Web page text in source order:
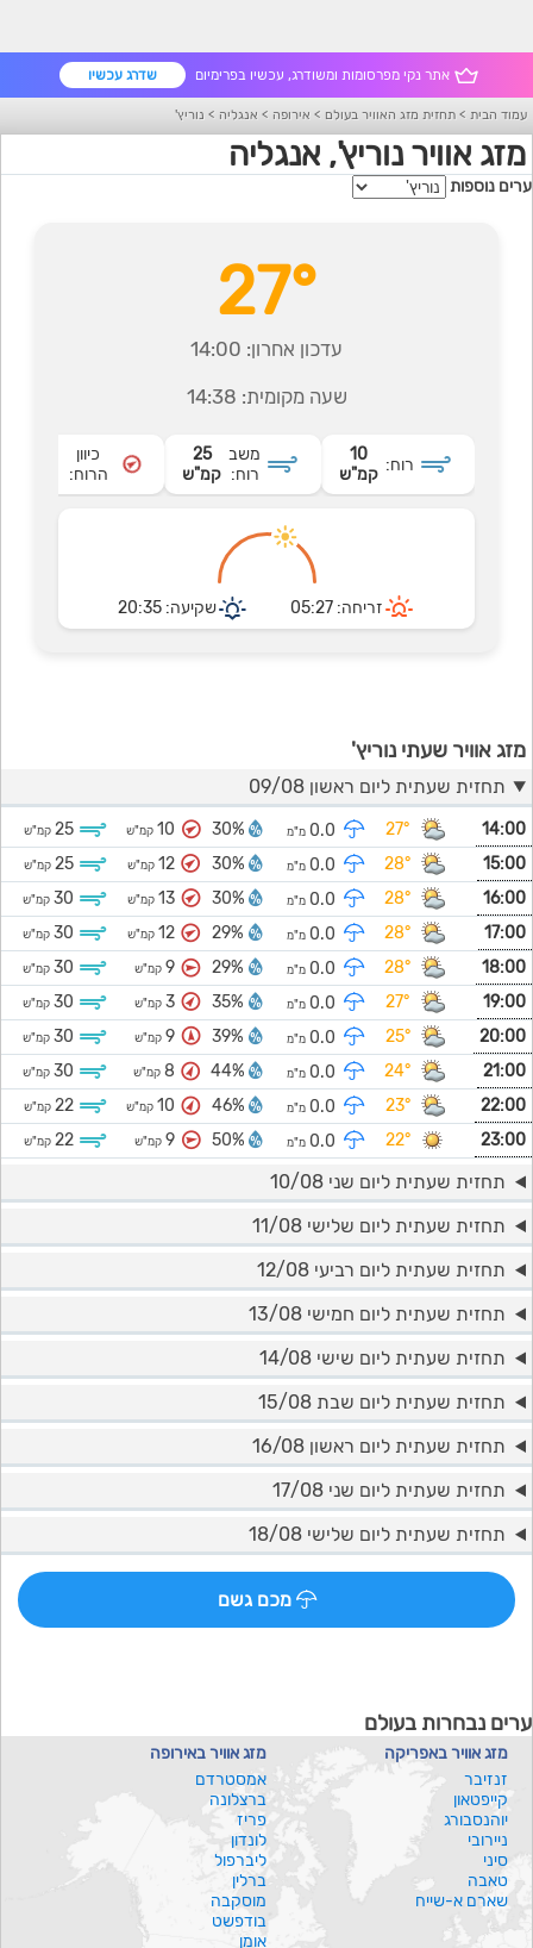
אתר נקי מפרסומות ומשודרג, עכשיו בפרימיום שדרג עכשיו
עמוד הבית > תחזית מזג האוויר בעולם > אירופה > אנגליה > נוריץ'
מזג אוויר נוריץ', אנגליה
ערים נוספות
27°
עדכון אחרון: 14:00
שעה מקומית: 14:38
רוח:
10
קמ"ש
משב
רוח:
25
קמ"ש
כיוון
הרוח:
זריחה: 05:27 שקיעה: 20:35
מזג אוויר שעתי נוריץ'
תחזית שעתית ליום ראשון 09/08
14:00
27° מ"מ 30%
10 קמ"ש 25 קמ"ש
15:00
28° מ"מ 30%
12 קמ"ש 25 קמ"ש
16:00
28° מ"מ 30%
13 קמ"ש 30 קמ"ש
17:00
28° מ"מ 29%
12 קמ"ש 30 קמ"ש
18:00
28° מ"מ 29%
9 קמ"ש 30 קמ"ש
19:00
27° מ"מ 35%
3 קמ"ש 30 קמ"ש
20:00
25° מ"מ 39%
9 קמ"ש 30 קמ"ש
21:00
24° מ"מ 44%
8 קמ"ש 30 קמ"ש
22:00
23° מ"מ 46%
10 קמ"ש 22 קמ"ש
23:00
22° מ"מ 50%
9 קמ"ש 22 קמ"ש
תחזית שעתית ליום שני 10/08
תחזית שעתית ליום שלישי 11/08
תחזית שעתית ליום רביעי 12/08
תחזית שעתית ליום חמישי 13/08
תחזית שעתית ליום שישי 14/08
תחזית שעתית ליום שבת 15/08
תחזית שעתית ליום ראשון 16/08
תחזית שעתית ליום שני 17/08
תחזית שעתית ליום שלישי 18/08
מכם גשם
ערים נבחרות בעולם
מזג אוויר באפריקה
זנזיבר
קייפטאון
יוהנסבורג
ניירובי
סיני
טאבה
שארם א-שייח
מזג אוויר באירופה
אמסטרדם
ברצלונה
פריז
לונדון
ליברפול
ברלין
מוסקבה
בודפשט
אומן